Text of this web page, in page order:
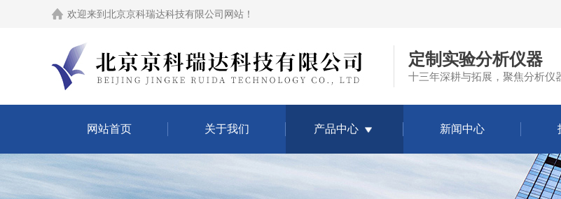
欢迎来到 北京京科瑞达科技有限公司网站 ！
定制实验分析仪器
十三年深耕与拓展，聚焦分析仪
网站首页 关于我们 产品中心 新闻中心